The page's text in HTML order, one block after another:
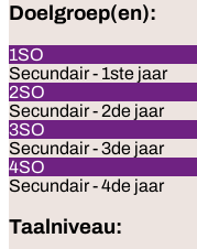
Doelgroep(en):
1SO
Secundair - 1ste jaar
2SO
Secundair - 2de jaar
3SO
Secundair - 3de jaar
4SO
Secundair - 4de jaar
Taalniveau: